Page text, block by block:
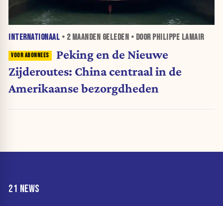
INTERNATIONAAL • 2 MAANDEN GELEDEN • DOOR PHILIPPE LAMAIR
Peking en de Nieuwe
Zijderoutes: China centraal in de
Amerikaanse bezorgdheden
21 NEWS